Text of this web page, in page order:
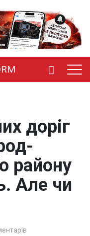
доріг
району
Але чи